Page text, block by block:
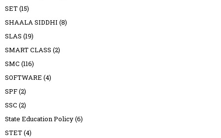
SET(15)
SHAALA SIDDHI (8)
SLAS (19)
SMART CLASS (2)
SMC (116)
SOFTWARE (4)
SPF(2)
SSC (2)
State Education Policy(6)
STET(4)